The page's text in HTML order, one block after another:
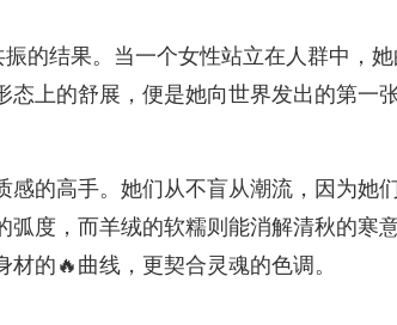
的结果。当一个女性站立在人群中，
上的舒展，便是她向世界发出的第一张
的高手。她们从不盲从潮流，因为她
度，而羊绒的软糯则能消解清秋的寒
的🔥曲线，更契合灵魂的色调。